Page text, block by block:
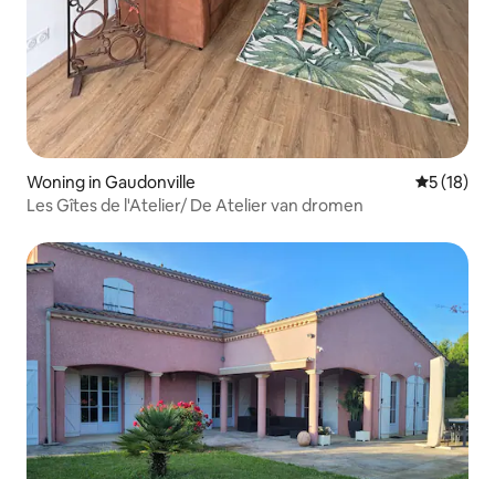
Woning in Gaudonville
5 (18)
Les Gîtes de l'Atelier/ De Atelier van dromen